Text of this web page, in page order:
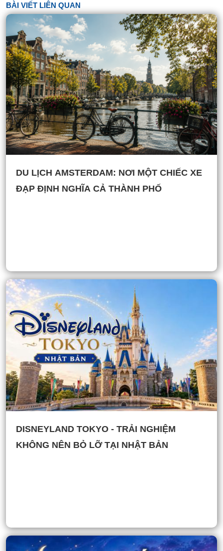
BÀI VIẾT LIÊN QUAN
DU LỊCH AMSTERDAM: NƠI MỘT CHIẾC XE
ĐẠP ĐỊNH NGHĨA CẢ THÀNH PHỐ
DISNEYLAND TOKYO - TRẢI NGHIỆM
KHÔNG NÊN BỎ LỠ TẠI NHẬT BẢN